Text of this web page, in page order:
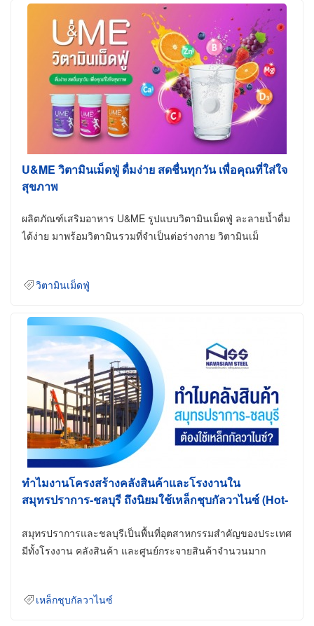
U&ME วิตามินเม็ดฟู่ ดื่มง่าย สดชื่นทุกวัน เพื่อคุณที่ใส่ใจ
สุขภาพ
ผลิตภัณฑ์เสริมอาหาร U&ME รูปแบบวิตามินเม็ดฟู่ ละลายน้ำดื่ม
ได้ง่าย มาพร้อมวิตามินรวมที่จำเป็นต่อร่างกาย วิตามินเม็
วิตามินเม็ดฟู่
ทำไมงานโครงสร้างคลังสินค้าและโรงงานใน
สมุทรปราการ-ชลบุรี ถึงนิยมใช้เหล็กชุบกัลวาไนซ์ (Hot-
สมุทรปราการและชลบุรีเป็นพื้นที่อุตสาหกรรมสำคัญของประเทศ
มีทั้งโรงงาน คลังสินค้า และศูนย์กระจายสินค้าจำนวนมาก
เหล็กชุบกัลวาไนซ์